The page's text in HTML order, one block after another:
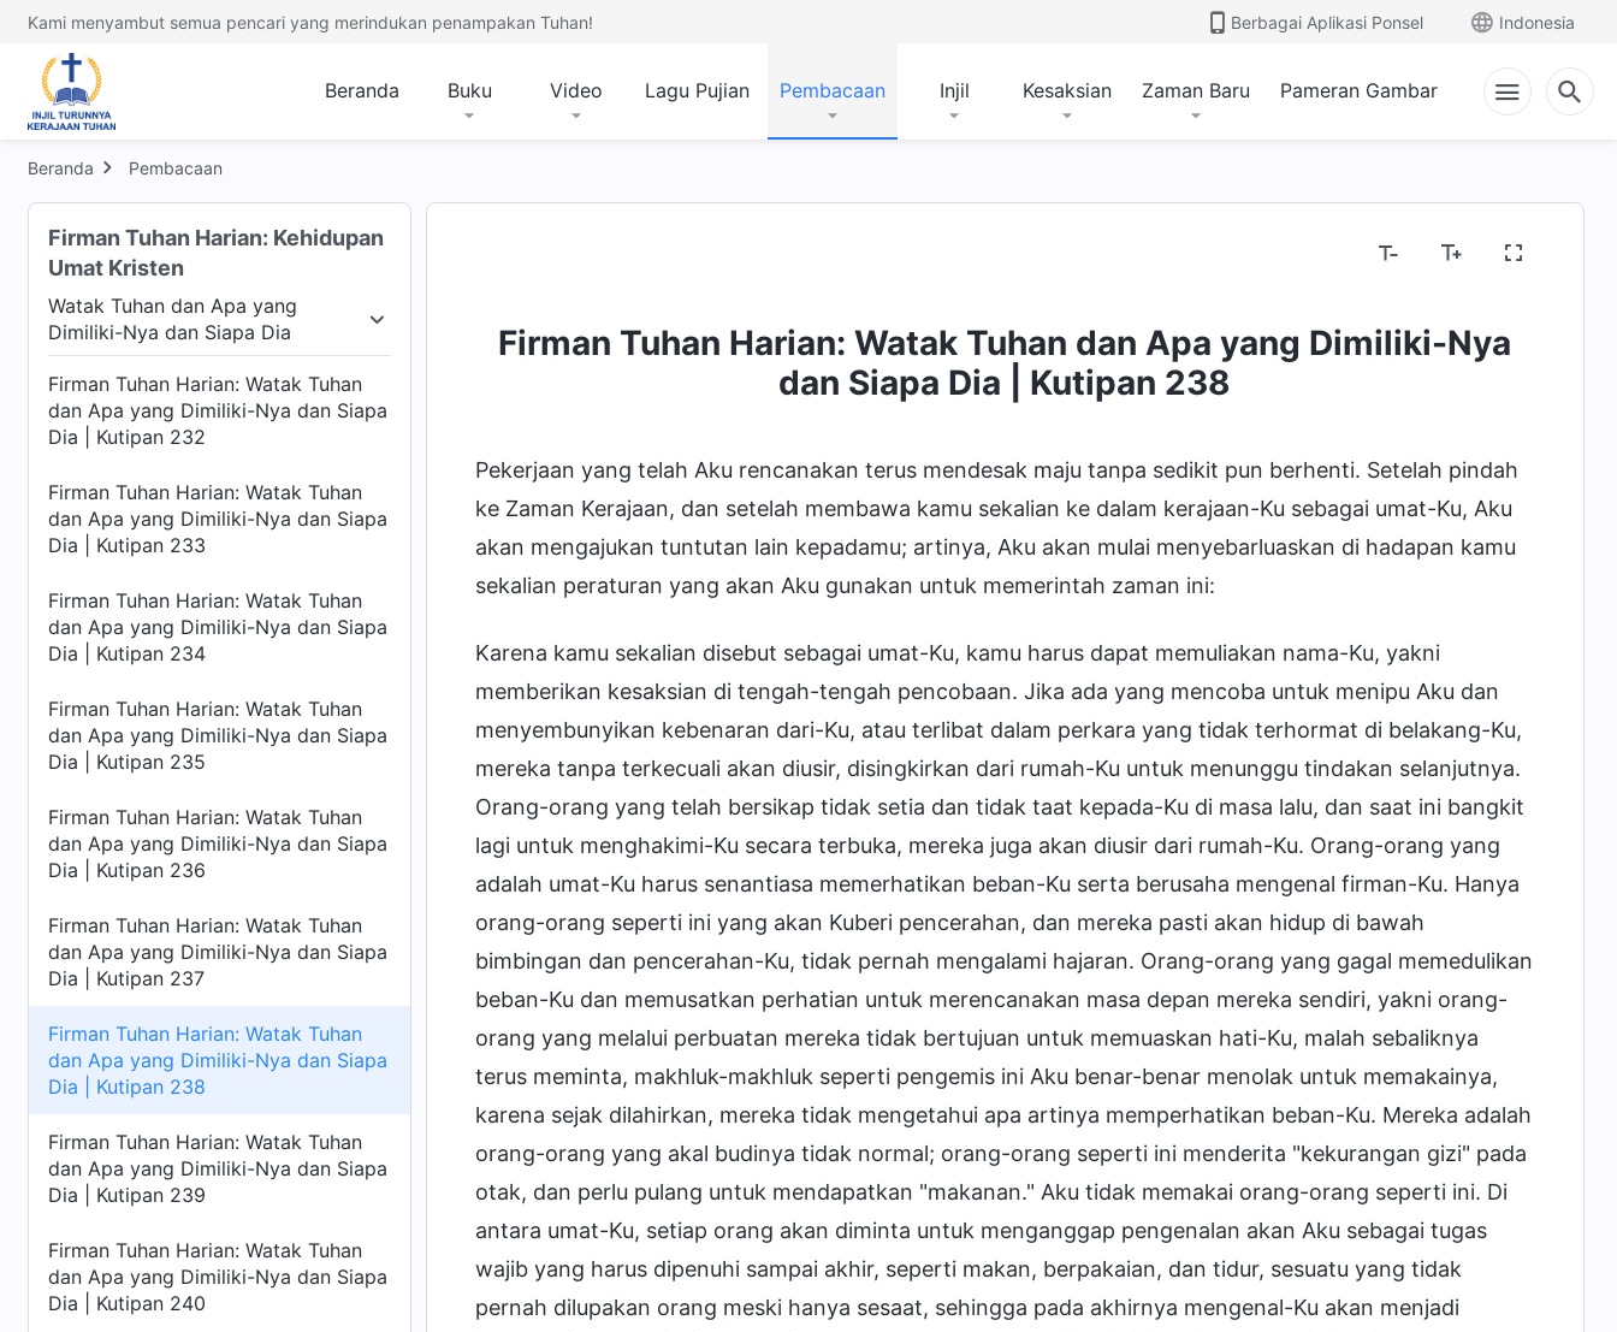
Kami menyambut semua pencari yang merindukan penampakan Tuhan! Berbagai Aplikasi Ponsel Indonesia
Beranda Buku Video Lagu Pujian Pembacaan Injil Kesaksian Zaman Baru Pameran Gambar
Beranda Pembacaan
Firman Tuhan Harian: Kehidupan
Umat Kristen
Watak Tuhan dan Apa yang
Dimiliki-Nya dan Siapa Dia
Tuhan Watak Tuhan dan Apa yang Dimiliki-Nya dan Siapa Dia Misteri Tentang Alkitab Menyingkapkan Gagasan Agamawi Menyingkapkan
Firman Tuhan Harian: Watak Tuhan
dan Apa yang Dimiliki-Nya dan Siapa
Dia | Kutipan 232
Firman Tuhan Harian: Watak Tuhan
dan Apa yang Dimiliki-Nya dan Siapa
Dia | Kutipan 233
Firman Tuhan Harian: Watak Tuhan
dan Apa yang Dimiliki-Nya dan Siapa
Dia | Kutipan 234
Firman Tuhan Harian: Watak Tuhan
dan Apa yang Dimiliki-Nya dan Siapa
Dia | Kutipan 235
Firman Tuhan Harian: Watak Tuhan
dan Apa yang Dimiliki-Nya dan Siapa
Dia | Kutipan 236
Firman Tuhan Harian: Watak Tuhan
dan Apa yang Dimiliki-Nya dan Siapa
Dia | Kutipan 237
Firman Tuhan Harian: Watak Tuhan
dan Apa yang Dimiliki-Nya dan Siapa
Dia | Kutipan 238
Firman Tuhan Harian: Watak Tuhan
dan Apa yang Dimiliki-Nya dan Siapa
Dia | Kutipan 239
Firman Tuhan Harian: Watak Tuhan
dan Apa yang Dimiliki-Nya dan Siapa
Dia | Kutipan 240
Firman Tuhan Harian: Watak Tuhan dan Apa yang Dimiliki-Nya
dan Siapa Dia | Kutipan 238
Pekerjaan yang telah Aku rencanakan terus mendesak maju tanpa sedikit pun berhenti. Setelah pindah
ke Zaman Kerajaan, dan setelah membawa kamu sekalian ke dalam kerajaan-Ku sebagai umat-Ku, Aku
akan mengajukan tuntutan lain kepadamu; artinya, Aku akan mulai menyebarluaskan di hadapan kamu
sekalian peraturan yang akan Aku gunakan untuk memerintah zaman ini:
Karena kamu sekalian disebut sebagai umat-Ku, kamu harus dapat memuliakan nama-Ku, yakni
memberikan kesaksian di tengah-tengah pencobaan. Jika ada yang mencoba untuk menipu Aku dan
menyembunyikan kebenaran dari-Ku, atau terlibat dalam perkara yang tidak terhormat di belakang-Ku,
mereka tanpa terkecuali akan diusir, disingkirkan dari rumah-Ku untuk menunggu tindakan selanjutnya.
Orang-orang yang telah bersikap tidak setia dan tidak taat kepada-Ku di masa lalu, dan saat ini bangkit
lagi untuk menghakimi-Ku secara terbuka, mereka juga akan diusir dari rumah-Ku. Orang-orang yang
adalah umat-Ku harus senantiasa memerhatikan beban-Ku serta berusaha mengenal firman-Ku. Hanya
orang-orang seperti ini yang akan Kuberi pencerahan, dan mereka pasti akan hidup di bawah
bimbingan dan pencerahan-Ku, tidak pernah mengalami hajaran. Orang-orang yang gagal memedulikan
beban-Ku dan memusatkan perhatian untuk merencanakan masa depan mereka sendiri, yakni orang-
orang yang melalui perbuatan mereka tidak bertujuan untuk memuaskan hati-Ku, malah sebaliknya
terus meminta, makhluk-makhluk seperti pengemis ini Aku benar-benar menolak untuk memakainya,
karena sejak dilahirkan, mereka tidak mengetahui apa artinya memperhatikan beban-Ku. Mereka adalah
orang-orang yang akal budinya tidak normal; orang-orang seperti ini menderita "kekurangan gizi" pada
otak, dan perlu pulang untuk mendapatkan "makanan." Aku tidak memakai orang-orang seperti ini. Di
antara umat-Ku, setiap orang akan diminta untuk menganggap pengenalan akan Aku sebagai tugas
wajib yang harus dipenuhi sampai akhir, seperti makan, berpakaian, dan tidur, sesuatu yang tidak
pernah dilupakan orang meski hanya sesaat, sehingga pada akhirnya mengenal-Ku akan menjadi